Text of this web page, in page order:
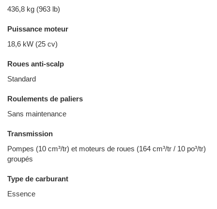
436,8 kg (963 lb)
Puissance moteur
18,6 kW (25 cv)
Roues anti-scalp
Standard
Roulements de paliers
Sans maintenance
Transmission
Pompes (10 cm³/tr) et moteurs de roues (164 cm³/tr / 10 po³/tr)
groupés
Type de carburant
Essence